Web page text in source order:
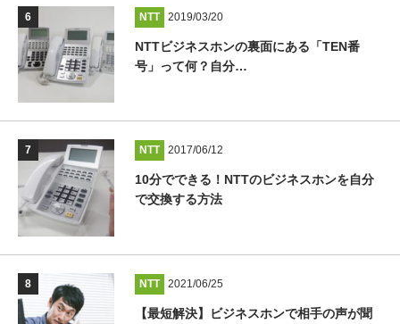
NTT 2019/03/20
NTTビジネスホンの裏面にある「TEN番
号」って何？自分…
NTT 2017/06/12
10分でできる！NTTのビジネスホンを自分
で交換する方法
NTT 2021/06/25
【最短解決】ビジネスホンで相手の声が聞